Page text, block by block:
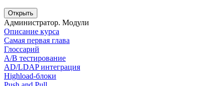
Открыть
Администратор. Модули
Описание курса
Самая первая глава
Глоссарий
A/B тестирование
AD/LDAP интеграция
Highload-блоки